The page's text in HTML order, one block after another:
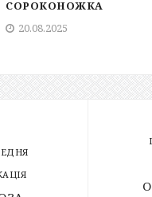
СОРОКОНОЖКА
20.08.2025